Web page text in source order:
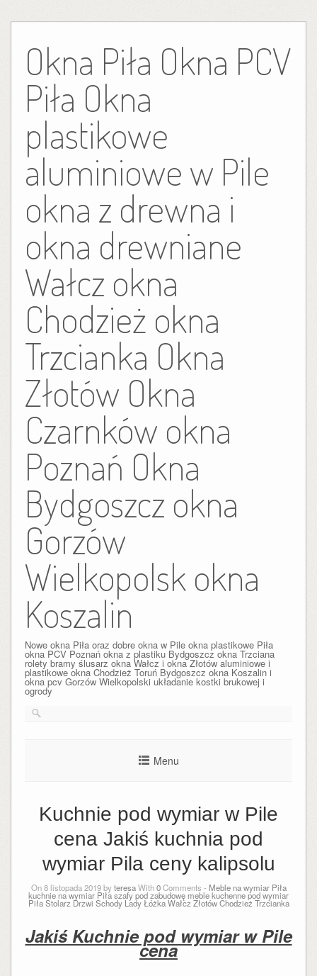
content
Okna Piła Okna PCV
Piła Okna
plastikowe
aluminiowe w Pile
okna z drewna i
okna drewniane
Wałcz okna
Chodzież okna
Trzcianka Okna
Złotów Okna
Czarnków okna
Poznań Okna
Bydgoszcz okna
Gorzów
Wielkopolsk okna
Koszalin
Nowe okna Piła oraz dobre okna w Pile okna plastikowe Piła
okna PCV Poznań okna z plastiku Bydgoszcz okna Trzciana
rolety bramy ślusarz okna Wałcz i okna Złotów aluminiowe i
plastikowe okna Chodzież Toruń Bydgoszcz okna Koszalin i
okna pcv Gorzów Wielkopolski układanie kostki brukowej i
ogrody
Menu
Kuchnie pod wymiar w Pile
cena Jakiś kuchnia pod
wymiar Pila ceny kalipsolu
On 8 listopada 2019 byteresaWith0Comments - Meble na wymiar Piła
kuchnie na wymiar Piła szafy pod zabudowę meble kuchenne pod wymiar
Piła Stolarz Drzwi Schody Lady Łóżka Wałcz Złotów Chodzież Trzcianka
Jakiś Kuchnie pod wymiar w Pile
cena